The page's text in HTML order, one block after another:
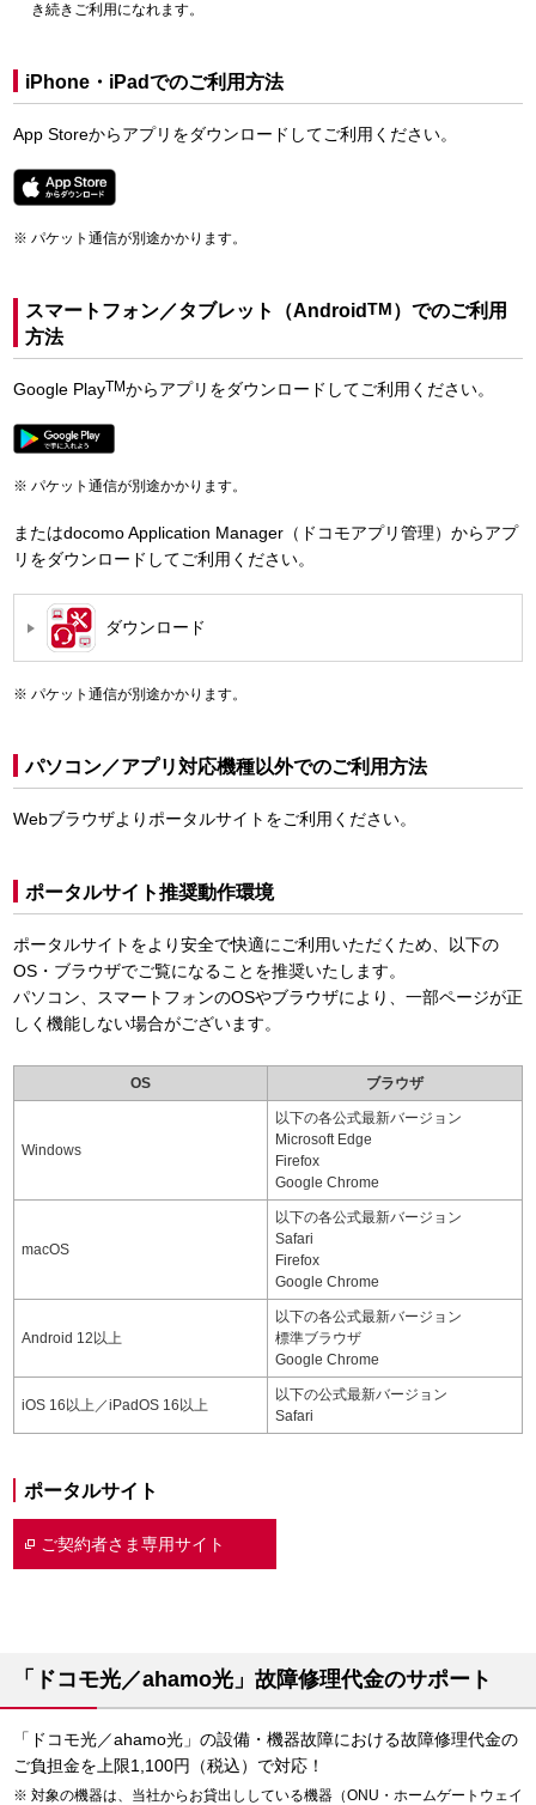
き続きご利用になれます。
iPhone・iPadでのご利用方法
App Storeからアプリをダウンロードしてご利用ください。
パケット通信が別途かかります。
スマートフォン／タブレット（Android TM ）でのご利用
方法
Google PlayTMからアプリをダウンロードしてご利用ください。
パケット通信が別途かかります。
またはdocomo Application Manager（ドコモアプリ管理）からアプ
リをダウンロードしてご利用ください。
ダウンロード
パケット通信が別途かかります。
パソコン／アプリ対応機種以外でのご利用方法
Webブラウザよりポータルサイトをご利用ください。
ポータルサイト推奨動作環境
ポータルサイトをより安全で快適にご利用いただくため、以下の
OS・ブラウザでご覧になることを推奨いたします。
パソコン、スマートフォンのOSやブラウザにより、一部ページが正
しく機能しない場合がございます。
OS ブラウザ
Windows
以下の各公式最新バージョン
Microsoft Edge
Firefox
Google Chrome
macOS
以下の各公式最新バージョン
Safari
Firefox
Google Chrome
Android 12以上
以下の各公式最新バージョン
標準ブラウザ
Google Chrome
iOS 16以上／iPadOS 16以上
以下の公式最新バージョン
Safari
ポータルサイト
ご契約者さま専用サイト
「ドコモ光／ahamo光」故障修理代金のサポート
「ドコモ光／ahamo光」の設備・機器故障における故障修理代金の
ご負担金を上限1,100円（税込）で対応！
対象の機器は、当社からお貸出ししている機器（ONU・ホームゲートウェイ